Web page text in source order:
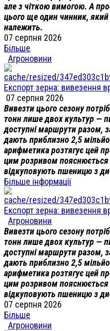
але з чіткою вимогою. А
цього ще один чинник, який
належить.
07 серпня 2026
Більше
Агроновини
Експорт зерна: вивезення
07 серпня 2026
Вивезти цього сезону
тонн лише двох культур —
доступні маршрути разом,
дають приблизно 2,5
арифметика розтягує цей
цим розривом пояснюється
відкуповують пшеницю з
Більше інформації
Експорт зерна: вивезення
Агроновини
Вивезти цього сезону
тонн лише двох культур —
доступні маршрути разом,
дають приблизно 2,5
арифметика розтягує цей
цим розривом пояснюється
відкуповують пшеницю з
07 серпня 2026
Більше
Агроновини